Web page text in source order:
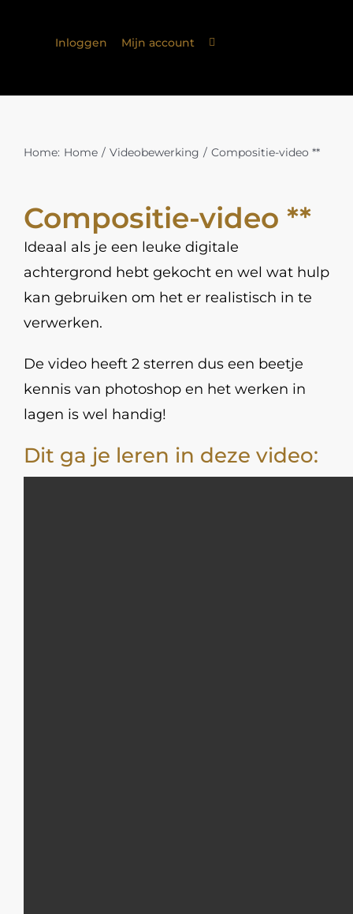
Inloggen Mijn account
Home: Home Videobewerking Compositie-video **
Compositie-video **
Ideaal als je een leuke digitale
achtergrond hebt gekocht en wel wat hulp
kan gebruiken om het er realistisch in te
verwerken.
De video heeft 2 sterren dus een beetje
kennis van photoshop en het werken in
lagen is wel handig!
Dit ga je leren in deze video: